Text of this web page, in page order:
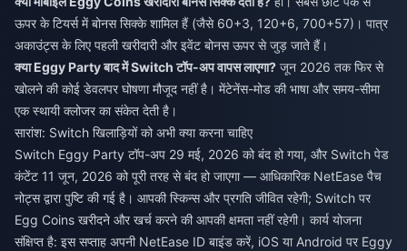
ऊपर के टियर्स में बोनस सिक्के शामिल हैं (जैसे 60+3, 120+6, 700+57)। पात्र
अकाउंट्स के लिए पहली खरीदारी और इवेंट बोनस ऊपर से जुड़ जाते हैं।
क्या Eggy Party बाद में Switch टॉप-अप वापस लाएगा? जून 2026 तक फिर से
खोलने की कोई डेवलपर घोषणा मौजूद नहीं है। मेंटेनेंस-मोड की भाषा और समय-सीमा
एक स्थायी क्लोजर का संकेत देती है।
सारांश: Switch खिलाड़ियों को अभी क्या करना चाहिए
Switch Eggy Party टॉप-अप 29 मई, 2026 को बंद हो गया, और Switch पेड
कंटेंट 11 जून, 2026 को पूरी तरह से बंद हो जाएगा — आधिकारिक NetEase पैच
नोट्स द्वारा पुष्टि की गई है। आपकी स्किन्स और प्रगति जीवित रहेगी; Switch पर
Egg Coins खरीदने और खर्च करने की आपकी क्षमता नहीं रहेगी। कार्य योजना
संक्षिप्त है: इस सप्ताह अपनी NetEase ID बाइंड करें, iOS या Android पर Eggy